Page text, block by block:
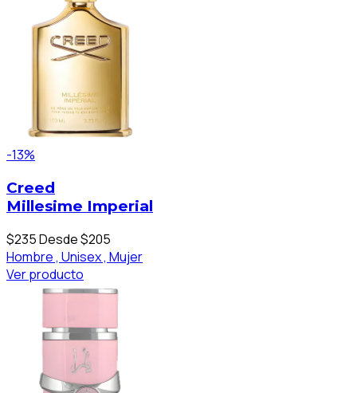
-13%
Creed
Millesime Imperial
$235Desde $205
Hombre , Unisex , Mujer
Ver producto